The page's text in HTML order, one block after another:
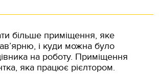
більше приміщення, яке
і куди можна було
на роботу. Приміщення
яка працює рієлтором.